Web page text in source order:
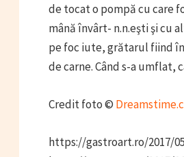
de tocat o pompă cu care
mână învârt- n.n.eşti şi cu
pe foc iute, grătarul fiind
de carne. Când s-a umflat,
Credit foto ©
https://gastroart.ro/2017/